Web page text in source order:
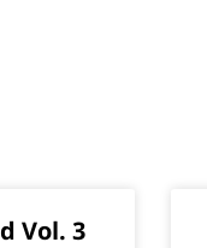
Vol. 3